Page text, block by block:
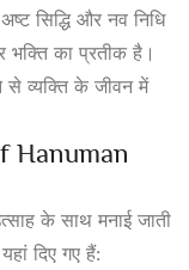
सिद्धि और नव निधि
भक्ति का प्रतीक है।
से व्यक्ति के जीवन में
Hanuman
के साथ मनाई जाती
दिए गए हैं: